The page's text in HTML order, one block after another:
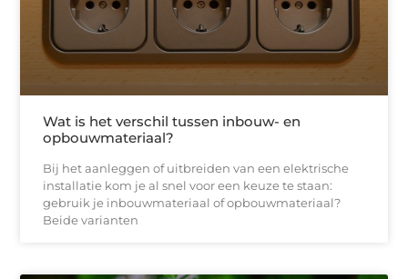
Wat is het verschil tussen inbouw- en
opbouwmateriaal?
Bij het aanleggen of uitbreiden van een elektrische
installatie kom je al snel voor een keuze te staan:
gebruik je inbouwmateriaal of opbouwmateriaal?
Beide varianten